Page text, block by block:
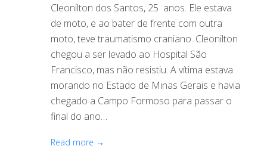
Cleonilton dos Santos, 25 anos. Ele estava
de moto, e ao bater de frente com outra
moto, teve traumatismo craniano. Cleonilton
chegou a ser levado ao Hospital São
Francisco, mas não resistiu. A vítima estava
morando no Estado de Minas Gerais e havia
chegado a Campo Formoso para passar o
final do ano…
Read more →